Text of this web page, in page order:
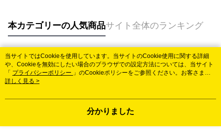
本カテゴリーの人気商品サイト全体のランキング
人気タグ
当サイトではCookieを使用しています。当サイトのCookie使用に関する詳細
や、Cookieを無効にしたい場合のブラウザでの設定方法については、当サイト
「 プライバシーポリシー 」のCookieポリシーをご参照ください。お客さま
が、当サイトを引き続き使用される場合、当社がサイト利用規約のCookieポリ
詳しく見る >
分かりました